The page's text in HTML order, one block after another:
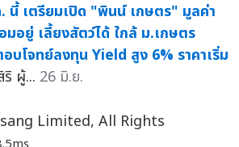
นี้ เตรียมเปิด "พินน์ เกษตร" มูลค่า
อยู่ เลี้ยงสัตว์ได้ ใกล้ ม.เกษตร
บโจทย์ลงทุน Yield สูง 6% ราคาเริ่ม
ผู้... 26 มิ.ย.
Limited, All Rights